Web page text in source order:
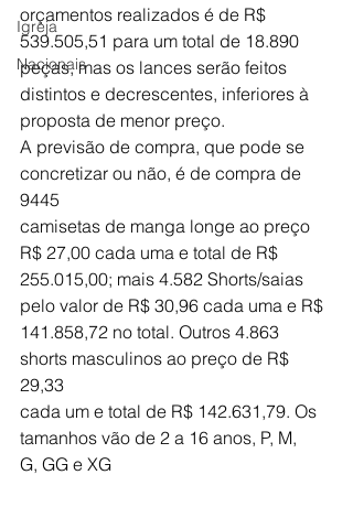
Igreja
Nacionais
orçamentos realizados é de R$
539.505,51 para um total de 18.890
peças, mas os lances serão feitos
distintos e decrescentes, inferiores à
proposta de menor preço.
A previsão de compra, que pode se
concretizar ou não, é de compra de
9445
camisetas de manga longe ao preço
R$ 27,00 cada uma e total de R$
255.015,00; mais 4.582 Shorts/saias
pelo valor de R$ 30,96 cada uma e R$
141.858,72 no total. Outros 4.863
shorts masculinos ao preço de R$
29,33
cada um e total de R$ 142.631,79. Os
tamanhos vão de 2 a 16 anos, P, M,
G, GG e XG